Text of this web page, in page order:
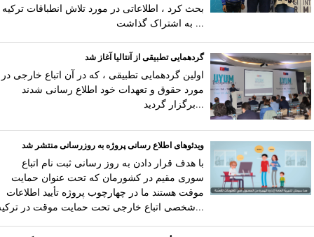
بحث کرد ، اطلاعاتی در مورد تلاش انطباقات ترکیه
به اشتراک گذاشت ...
گردهمایی تطبیقی از آنتالیا آغاز شد
اولین گردهمایی تطبیقی ، که در آن اتباع خارجی در
مورد حقوق و تعهدات خود اطلاع رسانی شدند
برگزار گردید...
ویدئوهای اطلاع رسانی پروژه به روزرسانی منتشر شد
با هدف قرار دادن به روز رسانی ثبت نام اتباع
سوری مقیم در کشورمان که تحت عنوان حمایت
موقت هستند ما در چهارچوب پروژه تأیید اطلاعات
شخصی اتباع خارجی تحت حمایت موقت در ترکیه...